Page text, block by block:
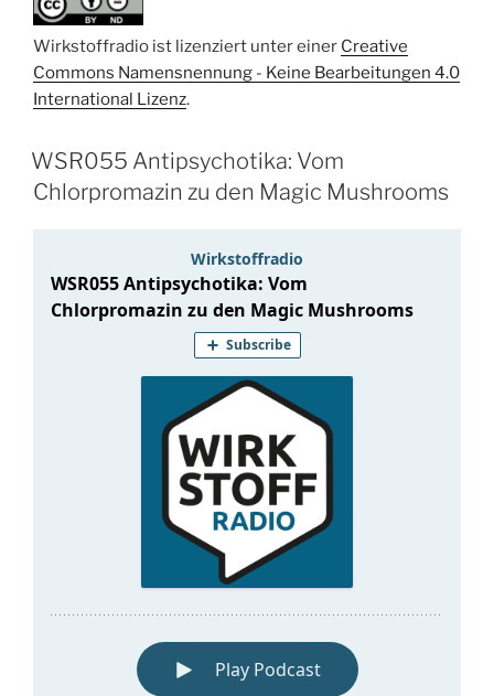
Wirkstoffradio ist lizenziert unter einer Creative
Commons Namensnennung - Keine Bearbeitungen 4.0
International Lizenz.
WSR055 Antipsychotika: Vom
Chlorpromazin zu den Magic Mushrooms